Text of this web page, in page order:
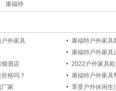
康福特
户外家具
康福特户外家具
康福特户外家具
顿酒店
2022户外家具
格吗？
康福特户外家具
家
享受户外休闲生